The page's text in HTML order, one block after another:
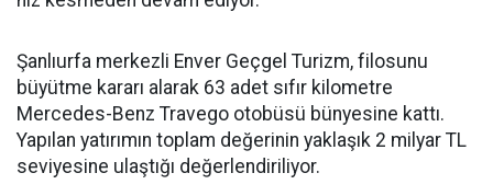
Şanlıurfa merkezli Enver Geçgel Turizm, filosunu
büyütme kararı alarak 63 adet sıfır kilometre
Mercedes-Benz Travego otobüsü bünyesine kattı.
Yapılan yatırımın toplam değerinin yaklaşık 2 milyar TL
seviyesine ulaştığı değerlendiriliyor.